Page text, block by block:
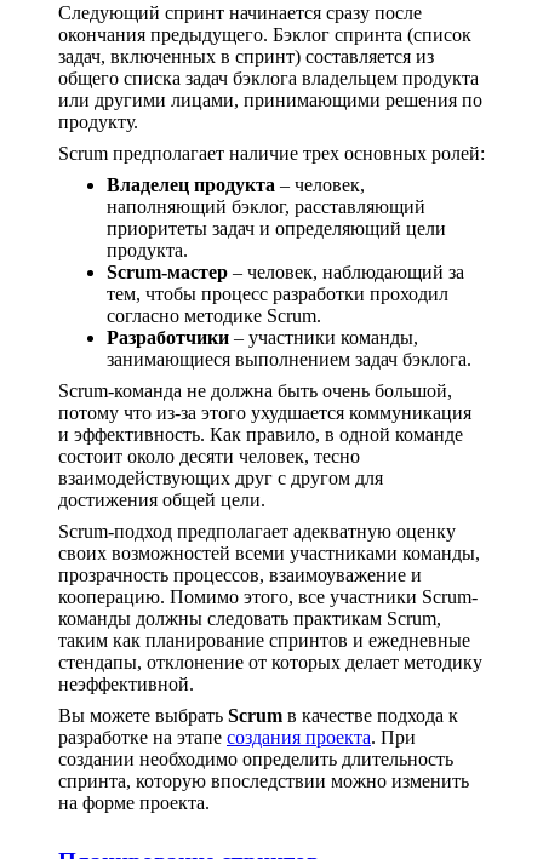
Следующий спринт начинается сразу после
окончания предыдущего. Бэклог спринта (список
задач, включенных в спринт) составляется из
общего списка задач бэклога владельцем продукта
или другими лицами, принимающими решения по
продукту.
Scrum предполагает наличие трех основных ролей:
Владелец продукта – человек,
наполняющий бэклог, расставляющий
приоритеты задач и определяющий цели
продукта.
Scrum-мастер – человек, наблюдающий за
тем, чтобы процесс разработки проходил
согласно методике Scrum.
Разработчики – участники команды,
занимающиеся выполнением задач бэклога.
Scrum-команда не должна быть очень большой,
потому что из-за этого ухудшается коммуникация
и эффективность. Как правило, в одной команде
состоит около десяти человек, тесно
взаимодействующих друг с другом для
достижения общей цели.
Scrum-подход предполагает адекватную оценку
своих возможностей всеми участниками команды,
прозрачность процессов, взаимоуважение и
кооперацию. Помимо этого, все участники Scrum-
команды должны следовать практикам Scrum,
таким как планирование спринтов и ежедневные
стендапы, отклонение от которых делает методику
неэффективной.
Вы можете выбрать Scrum в качестве подхода к
разработке на этапе создания проекта. При
создании необходимо определить длительность
спринта, которую впоследствии можно изменить
на форме проекта.